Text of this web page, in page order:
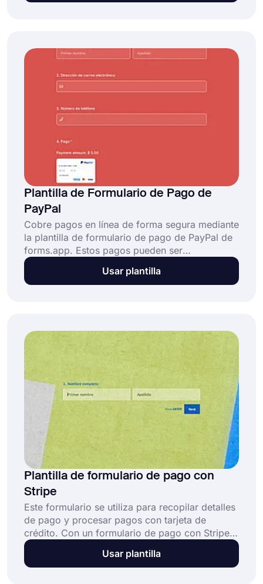
Plantilla de Formulario de Pago de
PayPal
Cobre pagos en línea de forma segura mediante
la plantilla de formulario de pago de PayPal de
forms.app. Estos pagos pueden ser
donaciones, tarifas de servicio, gastos de
compra y cualquier otra cosa que imagines. Es
Usar plantilla
Plantilla de formulario de pago con
Stripe
Este formulario se utiliza para recopilar detalles
de pago y procesar pagos con tarjeta de
crédito. Con un formulario de pago con Stripe
configurado, los clientes pueden enviar el
formulario y luego completar el pago utilizando
Usar plantilla